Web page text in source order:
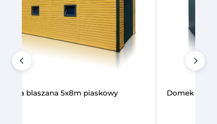
5x8m piaskowy Domek narzędziowy